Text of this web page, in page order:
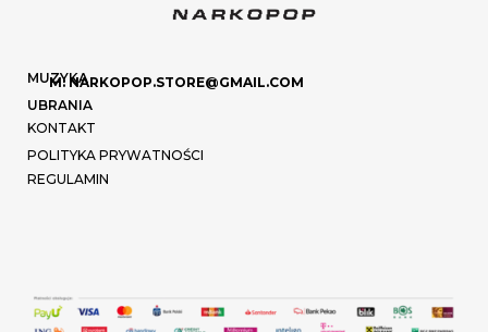
M: NARKOPOP.STORE@GMAIL.COM
MUZYKA
UBRANIA
KONTAKT
POLITYKA PRYWATNOŚCI
REGULAMIN